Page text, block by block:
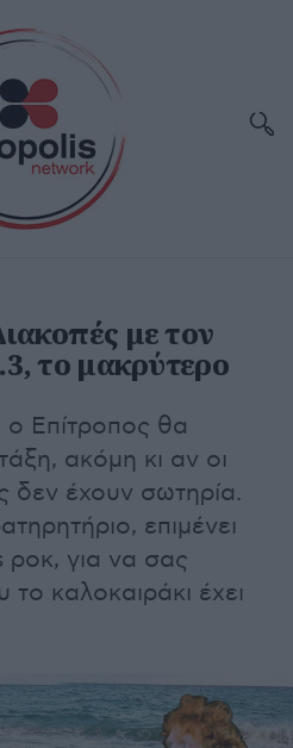
με τον
το μακρύτερο
Επίτροπος θα
ακόμη κι αν οι
δεν έχουν σωτηρία.
επιμένει
για να σας
καλοκαιράκι έχει